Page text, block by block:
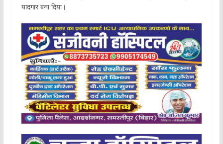
यादगार बना दिया।